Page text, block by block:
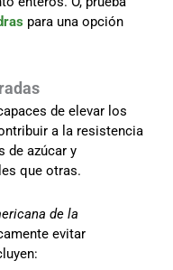
para una opción
de elevar los
a la resistencia
de azúcar y
que otras.
de la
evitar